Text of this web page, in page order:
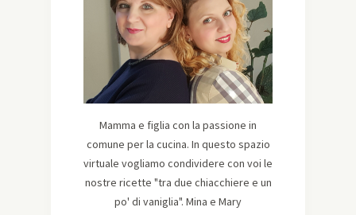
Mamma e figlia con la passione in
comune per la cucina. In questo spazio
virtuale vogliamo condividere con voi le
nostre ricette "tra due chiacchiere e un
po' di vaniglia". Mina e Mary